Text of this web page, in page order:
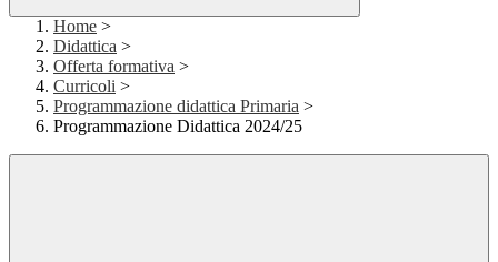
Home >
Didattica >
Offerta formativa >
Curricoli >
Programmazione didattica Primaria >
Programmazione Didattica 2024/25